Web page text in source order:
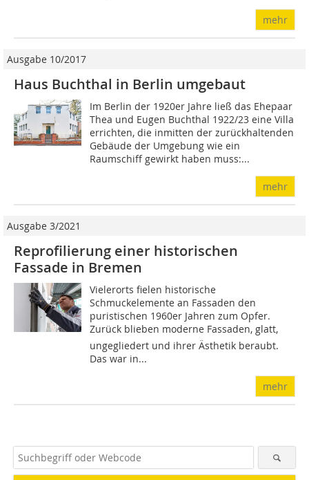
mehr
Ausgabe 10/2017
Haus Buchthal in Berlin umgebaut
Im Berlin der 1920er Jahre ließ das Ehepaar
Thea und Eugen Buchthal 1922/23 eine Villa
errichten, die inmitten der zurückhaltenden
Gebäude der Umgebung wie ein
Raumschiff gewirkt haben muss:...
mehr
Ausgabe 3/2021
Reprofilierung einer historischen
Fassade in Bremen
Vielerorts fielen historische
Schmuckelemente an Fassaden den
puristischen 1960er Jahren zum Opfer.
Zurück blieben moderne Fassaden, glatt,
ungegliedert und ihrer Ästhetik beraubt.
Das war in...
mehr